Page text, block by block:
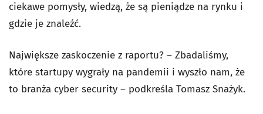
ciekawe pomysły, wiedzą, że są pieniądze na rynku i
gdzie je znaleźć.
Największe zaskoczenie z raportu? – Zbadaliśmy,
które startupy wygrały na pandemii i wyszło nam, że
to branża cyber security – podkreśla Tomasz Snażyk.